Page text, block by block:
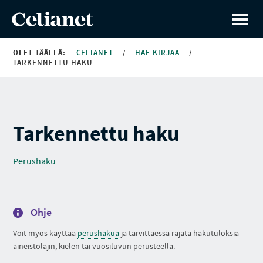
OLET TÄÄLLÄ: CELIANET / HAE KIRJAA
/
TARKENNETTU HAKU
Tarkennettu haku
Perushaku
Ohje
Voit myös käyttää perushakua ja tarvittaessa rajata hakutuloksia
aineistolajin, kielen tai vuosiluvun perusteella.